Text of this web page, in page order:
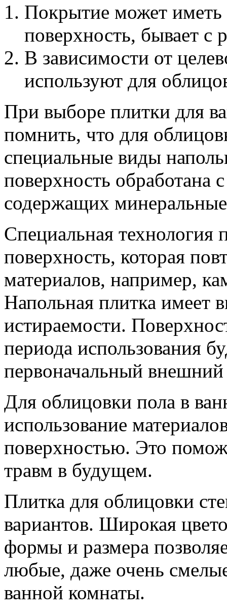
Покрытие может
поверхность, бывает с
В зависимости от
используют для
При выборе плитки для
помнить, что для
специальные виды
поверхность обработана
содержащих
Специальная технология
поверхность, которая
материалов, например,
Напольная плитка имеет
истираемости.
периода использования
первоначальный
Для облицовки пола в
использование
поверхностью. Это
травм в будущем.
Плитка для облицовки
вариантов. Широкая
формы и размера
любые, даже очень
ванной комнаты.